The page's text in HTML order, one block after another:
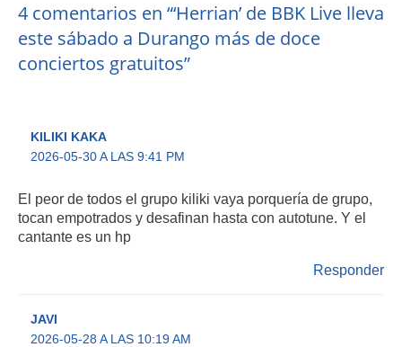
4 comentarios en “‘Herrian’ de BBK Live lleva
este sábado a Durango más de doce
conciertos gratuitos”
KILIKI KAKA
2026-05-30 A LAS 9:41 PM
El peor de todos el grupo kiliki vaya porquería de grupo,
tocan empotrados y desafinan hasta con autotune. Y el
cantante es un hp
Responder
JAVI
2026-05-28 A LAS 10:19 AM